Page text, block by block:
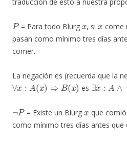
P
= Para todo Blurg , si
come
pasan como mínimo tres días
comer.
La negación es (recuerda que la
∀x:A(x)⇒B (x)
es
∃ x:A∧¬B
P
= Existe un Blurg
que
como mínimo tres días antes que